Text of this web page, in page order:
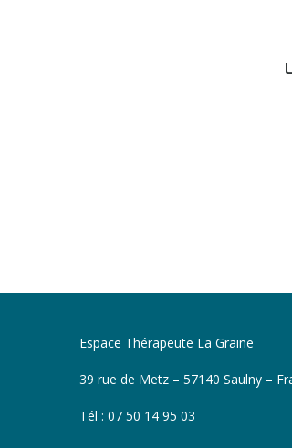
Espace Thérapeute La Graine
39 rue de Metz – 57140 Saulny –
Tél : 07 50 14 95 03